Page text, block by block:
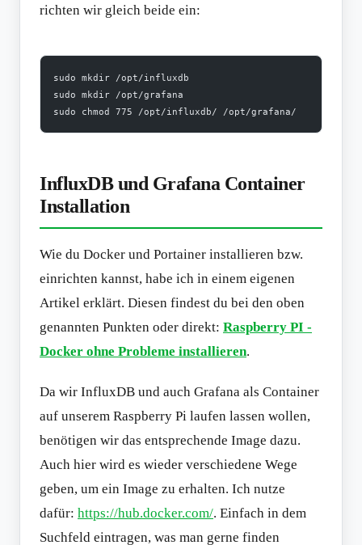
richten wir gleich beide ein:
sudo mkdir /opt/influxdb
sudo mkdir /opt/grafana
sudo chmod 775 /opt/influxdb/ /opt/grafana/
InfluxDB und Grafana Container
Installation
Wie du Docker und Portainer installieren bzw.
einrichten kannst, habe ich in einem eigenen
Artikel erklärt. Diesen findest du bei den oben
genannten Punkten oder direkt: Raspberry PI -
Docker ohne Probleme installieren.
Da wir InfluxDB und auch Grafana als Container
auf unserem Raspberry Pi laufen lassen wollen,
benötigen wir das entsprechende Image dazu.
Auch hier wird es wieder verschiedene Wege
geben, um ein Image zu erhalten. Ich nutze
dafür: https://hub.docker.com/. Einfach in dem
Suchfeld eintragen, was man gerne finden